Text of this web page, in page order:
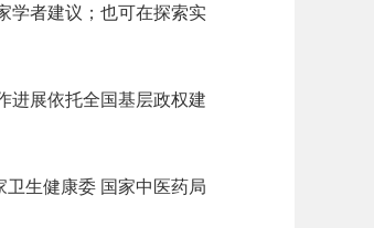
学者建议；也可在探索实
进展依托全国基层政权建
卫生健康委 国家中医药局